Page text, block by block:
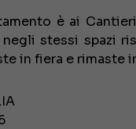
è ai
negli stessi spazi
in fiera e rimaste